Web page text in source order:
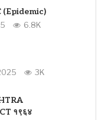
(Epidemic)
6.8K
3K
१९६४